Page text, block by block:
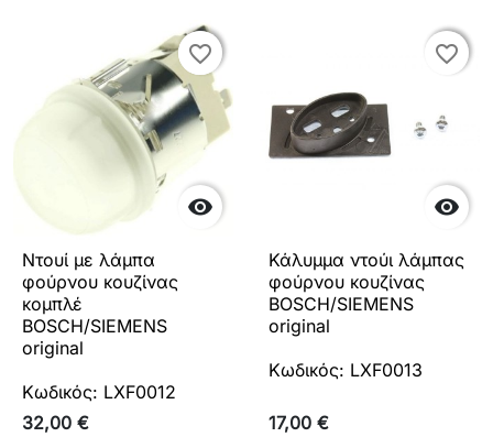

favorite_border
favorite_border
Ντουί με λάμπα
φούρνου κουζίνας
κομπλέ
BOSCH/SIEMENS
original
Κωδικός: LXF0012
32,00 €

favorite_border
favorite_border
Κάλυμμα ντούι λάμπας
φούρνου κουζίνας
BOSCH/SIEMENS
original
Κωδικός: LXF0013
17,00 €